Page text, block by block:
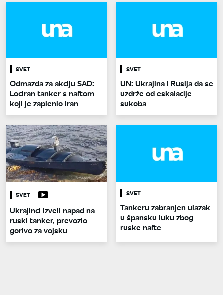
SVET
Odmazda za akciju SAD:
Lociran tanker s naftom
koji je zaplenio Iran
SVET
UN: Ukrajina i Rusija da se
uzdrže od eskalacije
sukoba
SVET
Ukrajinci izveli napad na
ruski tanker, prevozio
gorivo za vojsku
SVET
Tankeru zabranjen ulazak
u špansku luku zbog
ruske nafte